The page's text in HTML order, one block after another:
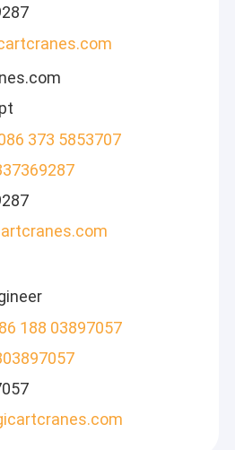
373 5853707
188 03897057